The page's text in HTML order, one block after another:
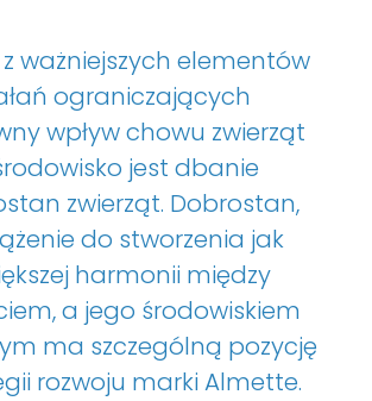
ważniejszych elementów
ograniczających
wpływ chowu zwierząt
jest dbanie
zwierząt. Dobrostan,
do stworzenia jak
harmonii między
a jego środowiskiem
ma szczególną pozycję
rozwoju marki Almette.